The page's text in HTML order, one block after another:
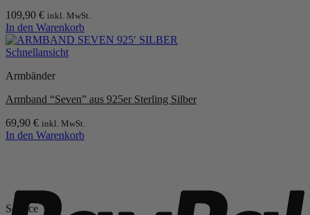
Optionen
können
auf
der
gewählt
werden
109,90 € inkl. MwSt.
In den Warenkorb
Schnellansicht
Armbänder
Armband “Seven” aus 925er Sterling Silber
69,90 € inkl. MwSt.
In den Warenkorb
Service